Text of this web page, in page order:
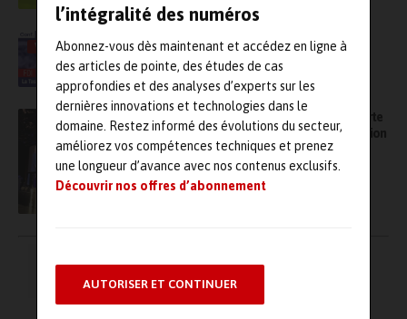
l’intégralité des numéros
Abonnez-vous dès maintenant et accédez en ligne à
des articles de pointe, des études de cas
approfondies et des analyses d’experts sur les
dernières innovations et technologies dans le
domaine. Restez informé des évolutions du secteur,
améliorez vos compétences techniques et prenez
une longueur d’avance avec nos contenus exclusifs.
Découvrir nos offres d’abonnement
AUTORISER ET CONTINUER
FDI, une Task Force pour digitaliser les
systèmes d’information des entreprises
industrielles
VIDÉO
IA prescriptive : à l’Imarc 2025, Movus remporte
le prix Mining Beacon Breakthrough Innovation
Award
publications
← 1 2 3